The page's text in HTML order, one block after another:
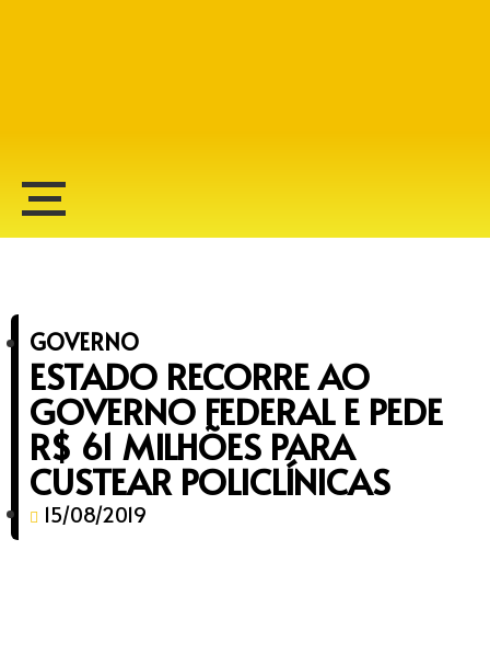
GOVERNO
ESTADO RECORRE AO
GOVERNO FEDERAL E PEDE
R$ 61 MILHÕES PARA
CUSTEAR POLICLÍNICAS
15/08/2019